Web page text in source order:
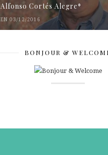
Alfonso Cortés Alegre*
EN 03/12/2016
BONJOUR &